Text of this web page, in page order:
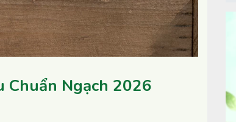
Chuẩn Ngạch 2026